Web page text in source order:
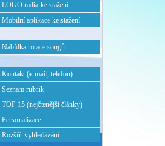
LOGO radia ke stažení
Mobilní aplikace ke stažení
Nabídka rotace songů
Kontakt (e-mail, telefon)
Seznam rubrik
TOP 15 (nejčtenější články)
Personalizace
Rozšíř. vyhledávání